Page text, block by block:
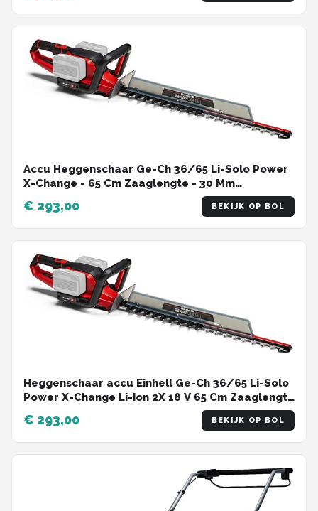
Accu Heggenschaar Ge-Ch 36/65 Li-Solo Power
X-Change - 65 Cm Zaaglengte - 30 Mm
Tandafstand - Draaibare Handgreep - Zonder
Accu En Lader - Rood/Zwart Heggenschaar
€ 293,00 BEKIJK OP BOL
Heggenschaar accu Einhell Ge-Ch 36/65 Li-Solo
Power X-Change Li-Ion 2X 18 V 65 Cm Zaaglengte
30 Mm Tandafstand Draaibare Handgreep
Zonder Accu En Lader Rood-Zwart.
Heggenschaar accu
€ 293,00 BEKIJK OP BOL